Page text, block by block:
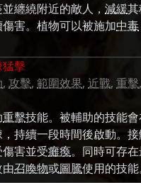
纏繞附近的敵人， 減緩
害。植物可以被施加中毒
擊
, 攻擊, 範圍效果, 近戰, 重擊,
重擊技能。被輔助的技能
持續一段時間後啟動。
害並受癱瘓。同時可存
召喚物或圖騰使用的技能